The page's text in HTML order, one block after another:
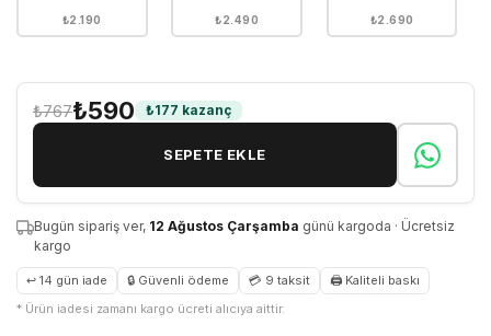
₺2.190 ₺2.490 ₺2.690
₺767₺590 ₺177 kazanç
SEPETE EKLE
Bugün sipariş ver, 12 Ağustos Çarşamba günü kargoda · Ücretsiz
kargo
↩ 14 gün iade 🔒 Güvenli ödeme 💳 9 taksit
🖨 Kaliteli baskı
* Ürün iadesi zamanı kargo ücreti alıcıya aittir.